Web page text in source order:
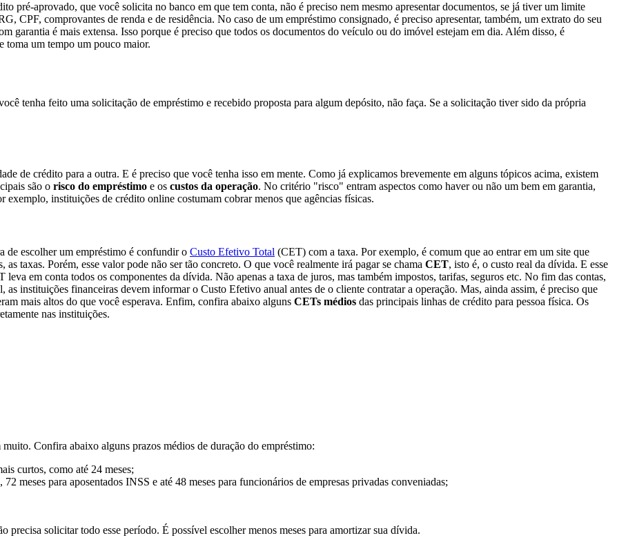
pré-aprovado, que você solicita no banco em que tem conta, não é preciso nem mesmo apresentar documentos, se já tiver um limite
CPF, comprovantes de renda e de residência. No caso de um empréstimo consignado, é preciso apresentar, também, um extrato do seu
garantia é mais extensa. Isso porque é preciso que todos os documentos do veículo ou do imóvel estejam em dia. Além disso, é
toma um tempo um pouco maior.
tenha feito uma solicitação de empréstimo e recebido proposta para algum depósito, não faça. Se a solicitação tiver sido da própria
de crédito para a outra. E é preciso que você tenha isso em mente. Como já explicamos brevemente em alguns tópicos acima, existem
são o risco do empréstimo e os custos da operação. No critério "risco" entram aspectos como haver ou não um bem em garantia,
instituições de crédito online costumam cobrar menos que agências físicas.
de escolher um empréstimo é confundir o Custo Efetivo Total (CET) com a taxa. Por exemplo, é comum que ao entrar em um site que
taxas. Porém, esse valor pode não ser tão concreto. O que você realmente irá pagar se chama CET, isto é, o custo real da dívida. E esse
em conta todos os componentes da dívida. Não apenas a taxa de juros, mas também impostos, tarifas, seguros etc. No fim das contas,
instituições financeiras devem informar o Custo Efetivo anual antes de o cliente contratar a operação. Mas, ainda assim, é preciso que
mais altos do que você esperava. Enfim, confira abaixo alguns CETs médios das principais linhas de crédito para pessoa física. Os
nas instituições.
Confira abaixo alguns prazos médios de duração do empréstimo:
curtos, como até 24 meses;
meses para aposentados INSS e até 48 meses para funcionários de empresas privadas conveniadas;
precisa solicitar todo esse período. É possível escolher menos meses para amortizar sua dívida.